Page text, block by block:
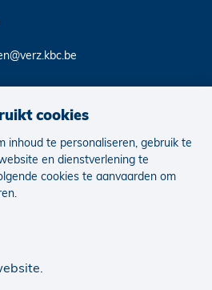
Vacatures
Cookie voorkeuren aanpassen
cookies
inhoud te personaliseren, gebruik te
en dienstverlening te
cookies te aanvaarden om